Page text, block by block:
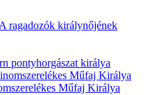
ragadozók királynőjének
pontyhorgászat királya
Műfaj Királya